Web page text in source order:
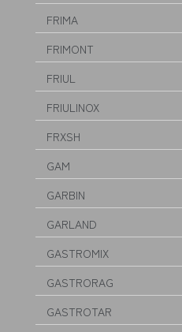
FRIMA
FRIMONT
FRIUL
FRIULINOX
FRXSH
GAM
GARBIN
GARLAND
GASTROMIX
GASTRORAG
GASTROTAR